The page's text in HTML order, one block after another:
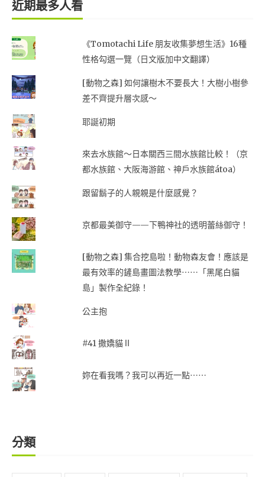
近期最多人看
《Tomotachi Life 朋友收集夢想生活》16種
性格勾選一覽（日文版加中文翻譯）
[動物之森] 如何讓樹木不要長大！大樹小樹參
差不齊提升層次感～
耶誕初期
來去水族館～日本關西三間水族館比較！（京
都水族館、大阪海游館、神戶水族館átoa）
跟留鬍子的人親親是什麼感覺？
京都最美御守——下鴨神社的透明蕾絲御守！
[動物之森] 集合挖島啦！動物森友會！應該是
最有效率的鏟島畫圖法教學⋯⋯「黑尾白貓
島」製作全紀錄！
公主抱
#41 撒嬌貓Ⅱ
妳在看我嗎？我可以再近一點⋯⋯
分類